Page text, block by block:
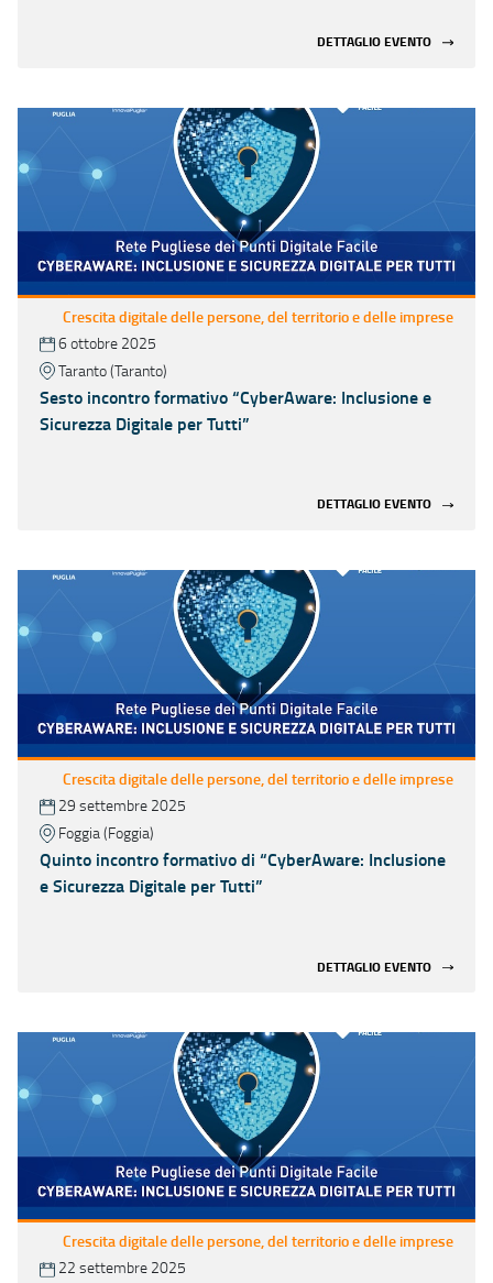
DETTAGLIO EVENTO
Crescita digitale delle persone, del territorio e delle imprese
6 ottobre 2025
Taranto (Taranto)
Sesto incontro formativo “CyberAware: Inclusione e
Sicurezza Digitale per Tutti”
DETTAGLIO EVENTO
Crescita digitale delle persone, del territorio e delle imprese
29 settembre 2025
Foggia (Foggia)
Quinto incontro formativo di “CyberAware: Inclusione
e Sicurezza Digitale per Tutti”
DETTAGLIO EVENTO
Crescita digitale delle persone, del territorio e delle imprese
22 settembre 2025